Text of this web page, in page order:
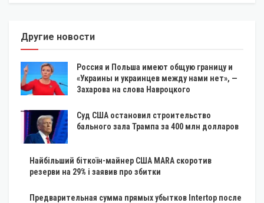
Другие новости
Россия и Польша имеют общую границу и
«Украины и украинцев между нами нет», —
Захарова на слова Навроцкого
Суд США остановил строительство
бального зала Трампа за 400 млн долларов
Найбільший біткоїн-майнер США MARA скоротив
резерви на 29% і заявив про збитки
Предварительная сумма прямых убытков Intertop после